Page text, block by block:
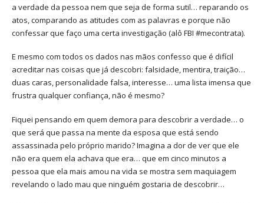
a verdade da pessoa nem que seja de forma sutil… reparando os
atos, comparando as atitudes com as palavras e porque não
confessar que faço uma certa investigação (alô FBI #mecontrata).
E mesmo com todos os dados nas mãos confesso que é difícil
acreditar nas coisas que já descobri: falsidade, mentira, traição…
duas caras, personalidade falsa, interesse… uma lista imensa que
frustra qualquer confiança, não é mesmo?
Fiquei pensando em quem demora para descobrir a verdade… o
que será que passa na mente da esposa que está sendo
assassinada pelo próprio marido? Imagina a dor de ver que ele
não era quem ela achava que era… que em cinco minutos a
pessoa que ela mais amou na vida se mostra sem maquiagem
revelando o lado mau que ninguém gostaria de descobrir…